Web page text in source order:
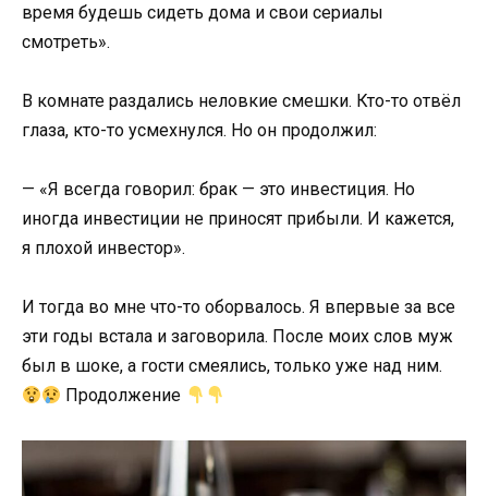
время будешь сидеть дома и свои сериалы
смотреть».
В комнате раздались неловкие смешки. Кто-то отвёл
глаза, кто-то усмехнулся. Но он продолжил:
— «Я всегда говорил: брак — это инвестиция. Но
иногда инвестиции не приносят прибыли. И кажется,
я плохой инвестор».
И тогда во мне что-то оборвалось. Я впервые за все
эти годы встала и заговорила. После моих слов муж
был в шоке, а гости смеялись, только уже над ним.
Продолжение